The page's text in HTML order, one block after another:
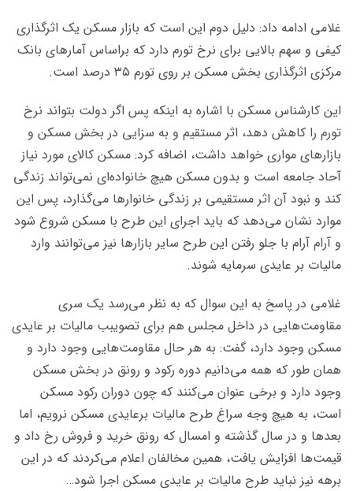
غلامی ادامه داد: دلیل دوم این است که بازار مسکن یک اثرگذاری
کیفی و سهم بالایی برای نرخ تورم دارد که براساس آمارهای بانک
مرکزی اثرگذاری بخش مسکن بر روی تورم ۳۵ درصد است.
این کارشناس مسکن با اشاره به اینکه پس اگر دولت بتواند نرخ
تورم را کاهش دهد، اثر مستقیم و به سزایی در بخش مسکن و
بازارهای مواری خواهد داشت، اضافه کرد: مسکن کالای مورد نیاز
آحاد جامعه است و بدون مسکن هیچ خانواده‌ای نمی‌تواند زندگی
کند و نبود آن اثر مستقیمی بر زندگی خانوارها می‌گذارد، پس این
موارد نشان می‌دهد که باید اجرای این طرح با مسکن شروع شود
و آرام آرام با جلو رفتن این طرح سایر بازارها نیز می‌توانند وارد
مالیات بر عایدی سرمایه شوند.
غلامی در پاسخ به این سوال که به نظر می‌رسد یک سری
مقاومت‌هایی در داخل مجلس هم برای تصویبب مالیات بر عایدی
مسکن وجود دارد، گفت: به هر حال مقاومت‌هایی وجود دارد و
همان طور که همه می‌دانیم دوره رکود و رونق در بخش مسکن
وجود دارد و برخی عنوان می‌کنند که چون دوران رکود مسکن
است، به هیچ وجه سراغ طرح مالیات برعایدی مسکن نرویم، اما
بعدها و در سال گذشته و امسال که رونق خرید و فروش رخ داد و
قیمت‌ها افزایش یافت، همین مخالفان اعلام می‌کردند که در این
برهه نیز نباید طرح مالیات بر عایدی مسکن اجرا شود…